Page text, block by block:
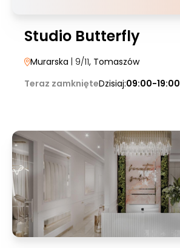
Studio Butterfly
Murarska | 9/11, Tomaszów
Teraz zamknięteDzisiaj:09:00-19:00